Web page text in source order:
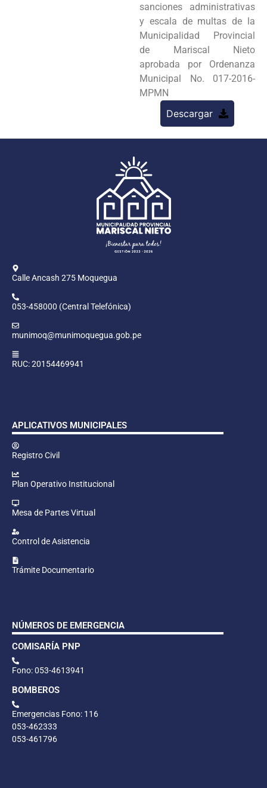
sanciones administrativas
y escala de multas de la
Municipalidad Provincial
de Mariscal Nieto
aprobada por Ordenanza
Municipal No. 017-2016-
MPMN
Descargar
Calle Ancash 275 Moquegua
053-458000 (Central Telefónica)
munimoq@munimoquegua.gob.pe
RUC: 20154469941
APLICATIVOS MUNICIPALES
Registro Civil
Plan Operativo Institucional
Mesa de Partes Virtual
Control de Asistencia
Trámite Documentario
NÚMEROS DE EMERGENCIA
COMISARÍA PNP
Fono: 053-4613941
BOMBEROS
Emergencias Fono: 116
053-462333
053-461796